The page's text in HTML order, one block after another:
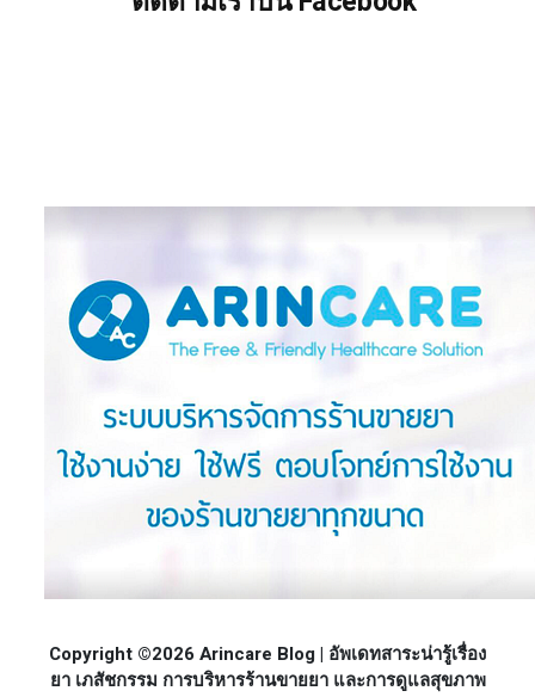
Copyright ©2026 Arincare Blog | อัพเดทสาระน่ารู้เรื่อง
ยา เภสัชกรรม การบริหารร้านขายยา และการดูแลสุขภาพ